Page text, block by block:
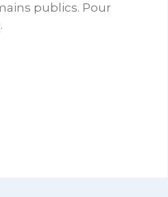
publics. Pour